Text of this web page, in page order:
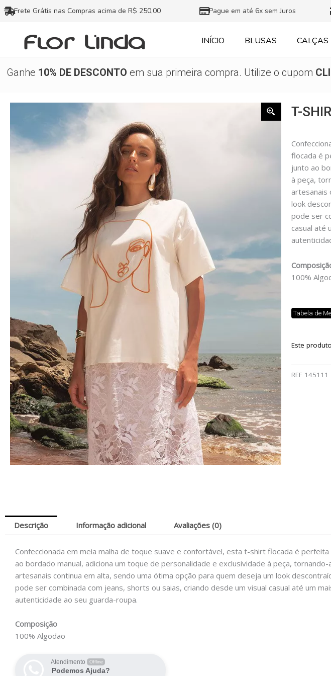
Ir
para
conteúdo
Frete Grátis nas Compras acima de R$ 250,00 Pague em até 6x sem Juros
INÍCIO BLUSAS CALÇAS
Ganhe 10% DE DESCONTO em sua primeira compra. Utilize o cupom
T-
flocada é
junto ao
à peça,
artesanais
look
pode ser
casual até
100%
Tabela de
Este
REF 145111
Descrição Informação adicional Avaliações (0)
Confeccionada em meia malha de toque suave e confortável, esta t-shirt flocada é
ao bordado manual, adiciona um toque de personalidade e exclusividade à peça,
artesanais continua em alta, sendo uma ótima opção para quem deseja um look
pode ser combinada com jeans, shorts ou saias, criando desde um visual casual até um
autenticidade ao seu guarda-roupa.
Composição
100% Algodão
Atendimento Offline
Podemos Ajuda?